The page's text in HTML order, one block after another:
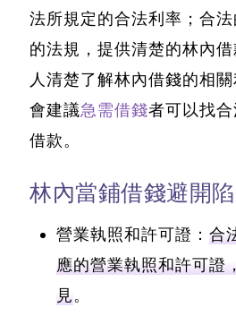
法所規定的合法利率； 合
的法規，提供清楚的林內
人清楚了解林內借錢的相
會建議急需借錢者可以找
借款。
林內當鋪借錢避開
營業執照和許可證： 合
應的營業執照和許可證
見。